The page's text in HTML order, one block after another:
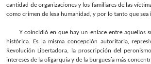
cantidad de organizaciones y los familiares de las
como crimen de lesa humanidad, y por lo tanto que sea
Y coincidió en que hay un enlace entre aquellos
histórica. Es la misma concepción autoritaria,
Revolución Libertadora, la proscripción del
intereses de la oligarquía y de la burguesía más